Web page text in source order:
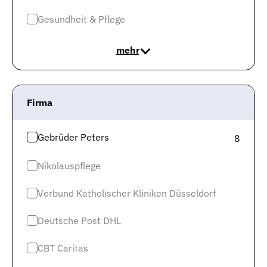
Gesundheit & Pflege
mehr
Firma
Gebrüder Peters 8
Nikolauspflege
Verbund Katholischer Kliniken Düsseldorf
Deutsche Post DHL
CBT Caritas
verdienst. Die untersten 10 % erhalten unter 2.816
In dem Bundesland Bayern ist in Deiner Berufsgruppe in